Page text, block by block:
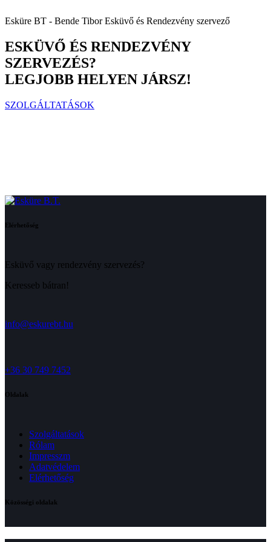
Esküre BT - Bende Tibor Esküvő és Rendezvény szervező
ESKÜVŐ ÉS RENDEZVÉNY
SZERVEZÉS?
LEGJOBB HELYEN JÁRSZ!
SZOLGÁLTATÁSOK
Elérhetőség
Esküvő vagy rendezvény szervezés?
Keresseb bátran!
info@eskurebt.hu
+36 30 749 7452
Oldalak
Szolgáltatások
Rólam
Impresszm
Adatvédelem
Elérhetőség
Közösségi oldalak